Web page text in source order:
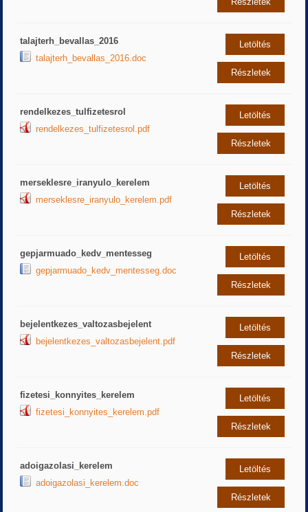
talajterh_bevallas_2016
talajterh_bevallas_2016.doc
Letöltés
Részletek
rendelkezes_tulfizetesrol
rendelkezes_tulfizetesrol.pdf
Letöltés
Részletek
merseklesre_iranyulo_kerelem
merseklesre_iranyulo_kerelem.pdf
Letöltés
Részletek
gepjarmuado_kedv_mentesseg
gepjarmuado_kedv_mentesseg.doc
Letöltés
Részletek
bejelentkezes_valtozasbejelent
bejelentkezes_valtozasbejelent.pdf
Letöltés
Részletek
fizetesi_konnyites_kerelem
fizetesi_konnyites_kerelem.pdf
Letöltés
Részletek
adoigazolasi_kerelem
adoigazolasi_kerelem.doc
Letöltés
Részletek